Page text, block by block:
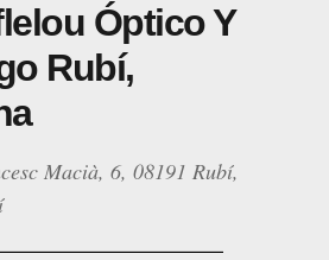
Óptico Y
Rubí,
Macià, 6, 08191 Rubí,